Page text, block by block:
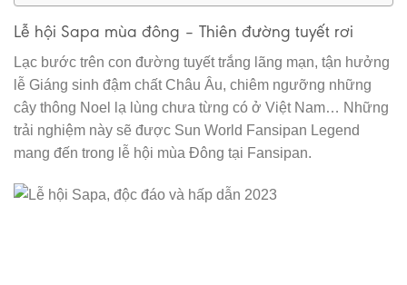
Lễ hội Sapa mùa đông – Thiên đường tuyết rơi
Lạc bước trên con đường tuyết trắng lãng mạn, tận hưởng
lễ Giáng sinh đậm chất Châu Âu, chiêm ngưỡng những
cây thông Noel lạ lùng chưa từng có ở Việt Nam… Những
trải nghiệm này sẽ được Sun World Fansipan Legend
mang đến trong lễ hội mùa Đông tại Fansipan.